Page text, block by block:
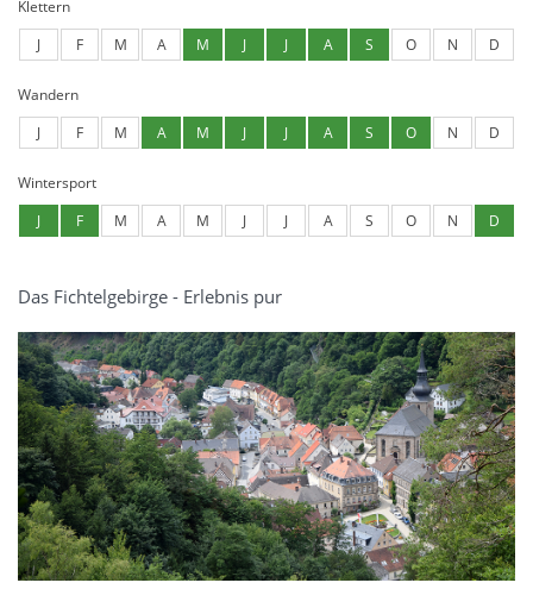
Klettern
J
F M A M J J A S O N D
Wandern
J
F M A M J J A S O N D
Wintersport
J
F M A M J J A S O N D
Das Fichtelgebirge - Erlebnis pur